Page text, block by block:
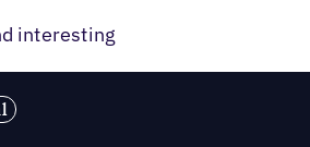
interesting